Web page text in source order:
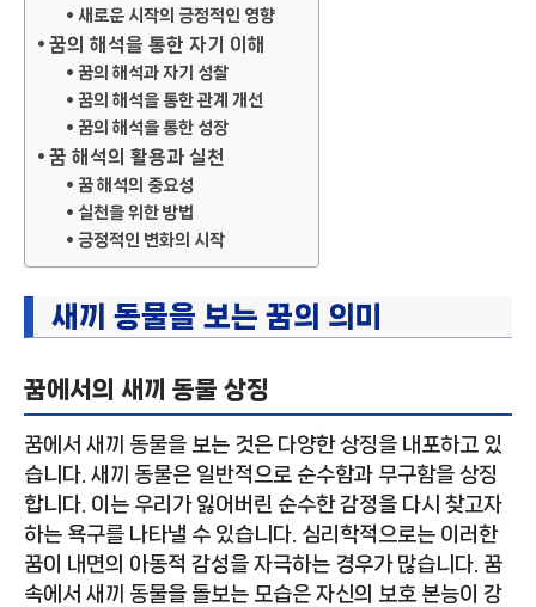
새로운 시작의 긍정적인 영향
꿈의 해석을 통한 자기 이해
꿈의 해석과 자기 성찰
꿈의 해석을 통한 관계 개선
꿈의 해석을 통한 성장
꿈 해석의 활용과 실천
꿈 해석의 중요성
실천을 위한 방법
긍정적인 변화의 시작
새끼 동물을 보는 꿈의 의미
꿈에서의 새끼 동물 상징
꿈에서 새끼 동물을 보는 것은 다양한 상징을 내포하고 있
습니다. 새끼 동물은 일반적으로 순수함과 무구함을 상징
합니다. 이는 우리가 잃어버린 순수한 감정을 다시 찾고자
하는 욕구를 나타낼 수 있습니다. 심리학적으로는 이러한
꿈이 내면의 아동적 감성을 자극하는 경우가 많습니다. 꿈
속에서 새끼 동물을 돌보는 모습은 자신의 보호 본능이 강